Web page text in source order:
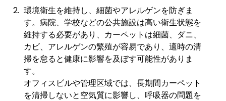
環境衛生を維持し、細菌やアレルゲンを防ぎま
す。病院、学校などの公共施設は高い衛生状態を
維持する必要があり、カーペットは細菌、ダニ、
カビ、アレルゲンの繁殖が容易であり、適時の清
掃を怠ると健康に影響を及ぼす可能性がありま
す。
オフィスビルや管理区域では、長期間カーペット
を清掃しないと空気質に影響し、呼吸器の問題を